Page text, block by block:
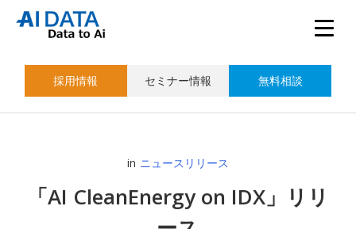
採用情報 セミナー情報 無料相談
in ニュースリリース
「AI CleanEnergy on IDX」リリ